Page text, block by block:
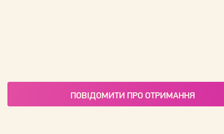
ПОВІДОМИТИ ПРО ОТРИМАННЯ